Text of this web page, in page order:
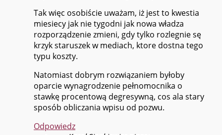
Tak więc osobiście uważam, iż jest to kwestia
miesiecy jak nie tygodni jak nowa władza
rozporządzenie zmieni, gdy tylko rozlegnie sę
krzyk staruszek w mediach, ktore dostna tego
typu koszty.
Natomiast dobrym rozwiązaniem byłoby
oparcie wynagrodzenie pełnomocnika o
stawkę procentową degresywną, cos ala stary
sposób obliczania wpisu od pozwu.
Odpowiedz